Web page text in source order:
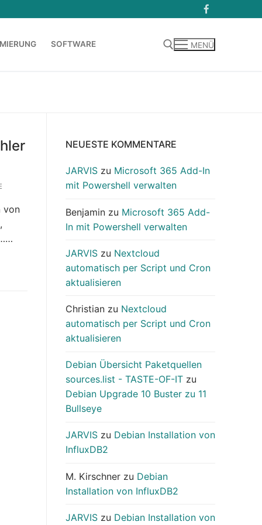
SOFTWARE MENÜ
von
NEUESTE KOMMENTARE
JARVIS zu Microsoft 365 Add-In
mit Powershell verwalten
Benjamin zu Microsoft 365 Add-
In mit Powershell verwalten
JARVIS zu Nextcloud
automatisch per Script und Cron
aktualisieren
Christian zu Nextcloud
automatisch per Script und Cron
aktualisieren
Debian Übersicht Paketquellen
sources.list - TASTE-OF-IT zu
Debian Upgrade 10 Buster zu 11
Bullseye
JARVIS zu Debian Installation von
InfluxDB2
M. Kirschner zu Debian
Installation von InfluxDB2
JARVIS zu Debian Installation von